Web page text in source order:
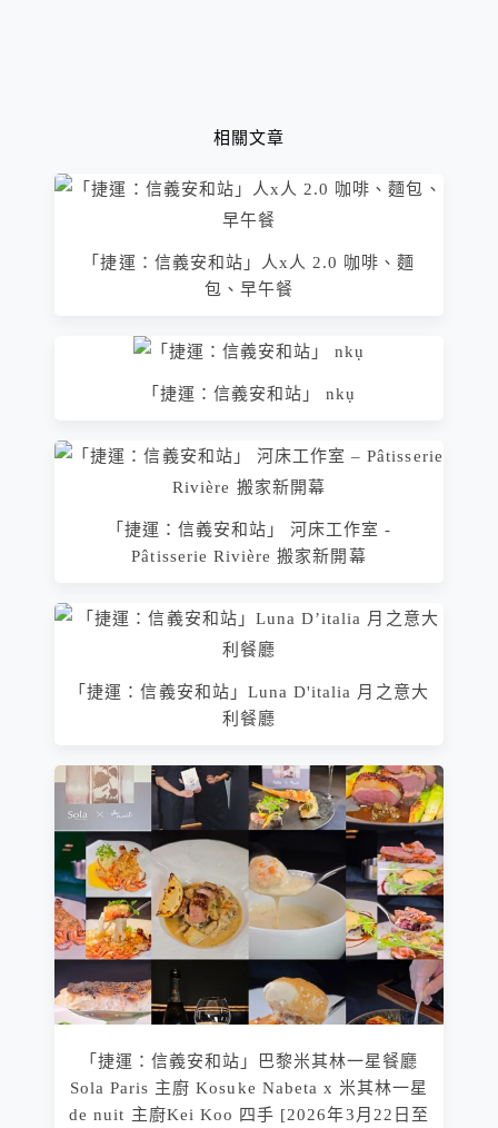
相關文章
「捷運：信義安和站」人x人 2.0 咖啡、麵
包、早午餐
「捷運：信義安和站」 nkụ
「捷運：信義安和站」 河床工作室 -
Pâtisserie Rivière 搬家新開幕
「捷運：信義安和站」Luna D'italia 月之意大
利餐廳
「捷運：信義安和站」巴黎米其林一星餐廳
Sola Paris 主廚 Kosuke Nabeta x 米其林一星
de nuit 主廚Kei Koo 四手 [2026年3月22日至